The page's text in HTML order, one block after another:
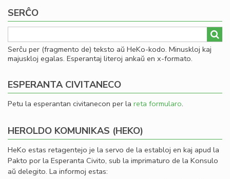
SERĈO
Serĉu per (fragmento de) teksto aŭ HeKo-kodo. Minuskloj kaj
majuskloj egalas. Esperantaj literoj ankaŭ en x-formato.
ESPERANTA CIVITANECO
Petu la esperantan civitanecon per la reta formularo.
HEROLDO KOMUNIKAS (HEKO)
HeKo estas retagentejo je la servo de la establoj en kaj apud la
Pakto por la Esperanta Civito, sub la imprimaturo de la Konsulo
aŭ delegito. La informoj estas: